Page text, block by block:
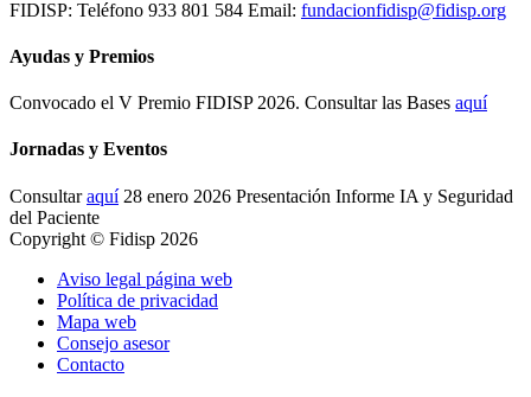
FIDISP: Teléfono 933 801 584 Email: fundacionfidisp@fidisp.org
Ayudas y Premios
Convocado el V Premio FIDISP 2026. Consultar las Bases aquí
Jornadas y Eventos
Consultaraquí28 enero 2026 Presentación Informe IA y Seguridad
del Paciente
Copyright © Fidisp 2026
Aviso legal página web
Política de privacidad
Mapa web
Consejo asesor
Contacto